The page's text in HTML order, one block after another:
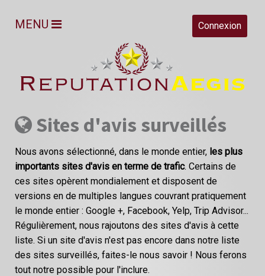
Connexion
MENU
Sites d'avis surveillés
Nous avons sélectionné, dans le monde entier, les plus
importants sites d'avis en terme de trafic. Certains de
ces sites opèrent mondialement et disposent de
versions en de multiples langues couvrant pratiquement
le monde entier : Google +, Facebook, Yelp, Trip Advisor...
Régulièrement, nous rajoutons des sites d'avis à cette
liste. Si un site d'avis n'est pas encore dans notre liste
des sites surveillés, faites-le nous savoir ! Nous ferons
tout notre possible pour l'inclure.